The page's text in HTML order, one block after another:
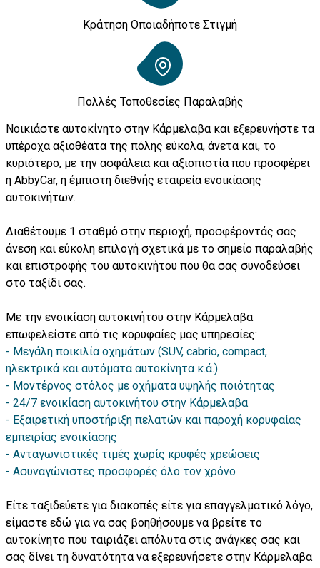
Κράτηση Οποιαδήποτε Στιγμή
Πολλές Τοποθεσίες Παραλαβής
Νοικιάστε αυτοκίνητο στην Κάρμελαβα και εξερευνήστε τα
υπέροχα αξιοθέατα της πόλης εύκολα, άνετα και, το
κυριότερο, με την ασφάλεια και αξιοπιστία που προσφέρει
η AbbyCar, η έμπιστη διεθνής εταιρεία ενοικίασης
αυτοκινήτων.
Διαθέτουμε 1 σταθμό στην περιοχή, προσφέροντάς σας
άνεση και εύκολη επιλογή σχετικά με το σημείο παραλαβής
και επιστροφής του αυτοκινήτου που θα σας συνοδεύσει
στο ταξίδι σας.
Με την ενοικίαση αυτοκινήτου στην Κάρμελαβα
επωφελείστε από τις κορυφαίες μας υπηρεσίες:
Μεγάλη ποικιλία οχημάτων (SUV, cabrio, compact,
ηλεκτρικά και αυτόματα αυτοκίνητα κ.ά.)
Μοντέρνος στόλος με οχήματα υψηλής ποιότητας
24/7 ενοικίαση αυτοκινήτου στην Κάρμελαβα
Εξαιρετική υποστήριξη πελατών και παροχή κορυφαίας
εμπειρίας ενοικίασης
Ανταγωνιστικές τιμές χωρίς κρυφές χρεώσεις
Ασυναγώνιστες προσφορές όλο τον χρόνο
Είτε ταξιδεύετε για διακοπές είτε για επαγγελματικό λόγο,
είμαστε εδώ για να σας βοηθήσουμε να βρείτε το
αυτοκίνητο που ταιριάζει απόλυτα στις ανάγκες σας και
σας δίνει τη δυνατότητα να εξερευνήσετε στην Κάρμελαβα